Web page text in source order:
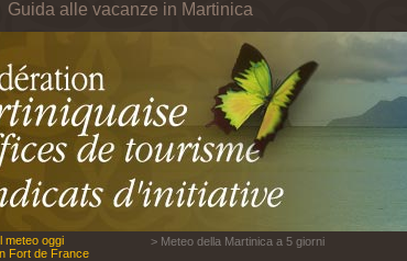
Guida alle vacanze in Martinica
meteo oggi
Fort de France
> Meteo della Martinica a 5 giorni